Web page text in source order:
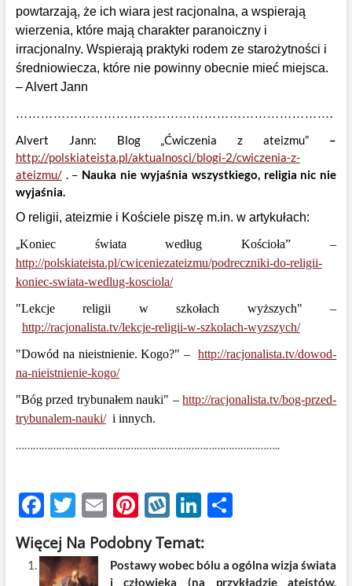
powtarzają, że ich wiara jest racjonalna, a wspierają
wierzenia, które mają charakter paranoiczny i
irracjonalny. Wspierają praktyki rodem ze starożytności i
średniowiecza, które nie powinny obecnie mieć miejsca.
– Alvert Jann
………………………………………………………………….
Alvert Jann: Blog „Ćwiczenia z ateizmu” –
http://polskiateista.pl/aktualnosci/blogi-2/cwiczenia-z-
ateizmu/. – Nauka nie wyjaśnia wszystkiego, religia nic nie
wyjaśnia.
O religii, ateizmie i Kościele piszę m.in. w artykułach:
„Koniec świata według Kościoła” –
http://polskiateista.pl/cwiceniezateizmu/podreczniki-do-religii-
koniec-swiata-wedlug-kosciola/
"Lekcje religii w szkołach wyższych" –
http://racjonalista.tv/lekcje-religii-w-szkolach-wyzszych/
"Dowód na nieistnienie. Kogo?" –http://racjonalista.tv/dowod-
na-nieistnienie-kogo/
"Bóg przed trybunałem nauki" –http://racjonalista.tv/bog-przed-
trybunalem-nauki/i innych.
………………………………………………………………………………..
F
ac
e
T
w
itt
E
m
ail
Pi
nt
er
W
k
Li
k
S
ar
Więcej Na Podobny Temat:
Postawy wobec bólu a ogólna wizja świata
i człowieka (na przykładzie ateistów,